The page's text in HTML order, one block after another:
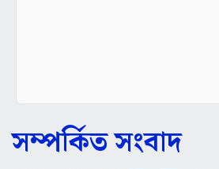
সম্পর্কিত সংবাদ